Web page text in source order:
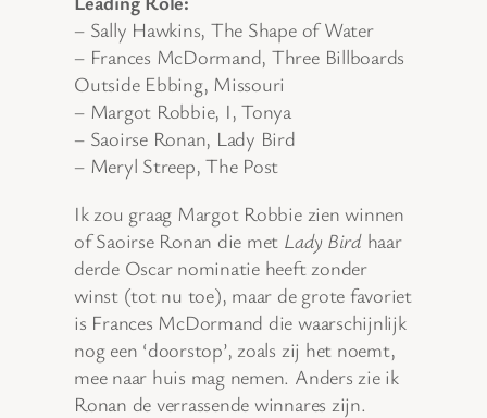
– Sally Hawkins, The Shape of Water
– Frances McDormand, Three Billboards
Outside Ebbing, Missouri
– Margot Robbie, I, Tonya
– Saoirse Ronan, Lady Bird
– Meryl Streep, The Post
Ik zou graag Margot Robbie zien winnen
of Saoirse Ronan die met Lady Birdhaar
derde Oscar nominatie heeft zonder
winst (tot nu toe), maar de grote favoriet
is Frances McDormand die waarschijnlijk
nog een ‘doorstop’, zoals zij het noemt,
mee naar huis mag nemen. Anders zie ik
Ronan de verrassende winnares zijn.